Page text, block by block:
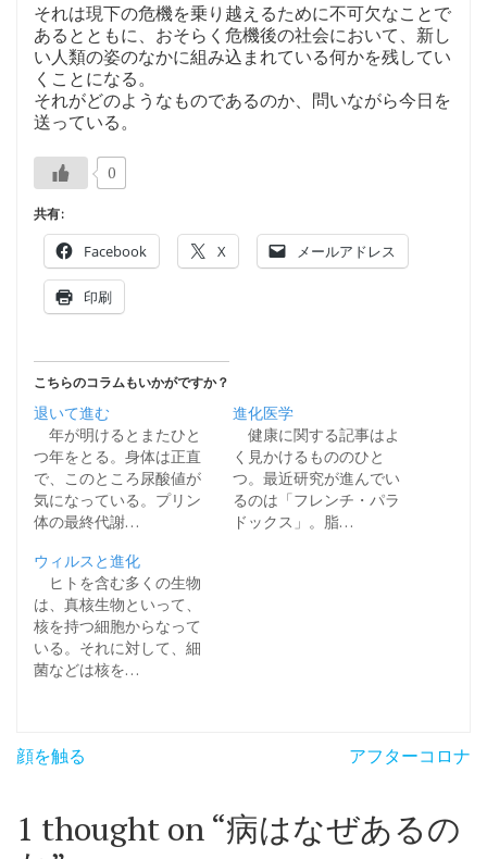
それは現下の危機を乗り越えるために不可欠なことで
あるとともに、おそらく危機後の社会において、新し
い人類の姿のなかに組み込まれている何かを残してい
くことになる。
それがどのようなものであるのか、問いながら今日を
送っている。
0
共有:
Facebook X メールアドレス
印刷
こちらのコラムもいかがですか？
退いて進む
年が明けるとまたひと
つ年をとる。身体は正直
で、このところ尿酸値が
気になっている。プリン
体の最終代謝…
進化医学
健康に関する記事はよ
く見かけるもののひと
つ。最近研究が進んでい
るのは「フレンチ・パラ
ドックス」。脂…
ウィルスと進化
ヒトを含む多くの生物
は、真核生物といって、
核を持つ細胞からなって
いる。それに対して、細
菌などは核を…
投
ナ
顔を触る アフターコロナ
1 thought on “病はなぜあるの